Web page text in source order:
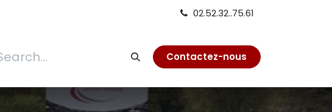
02.52.32..75.61
Refection Contactez-nous